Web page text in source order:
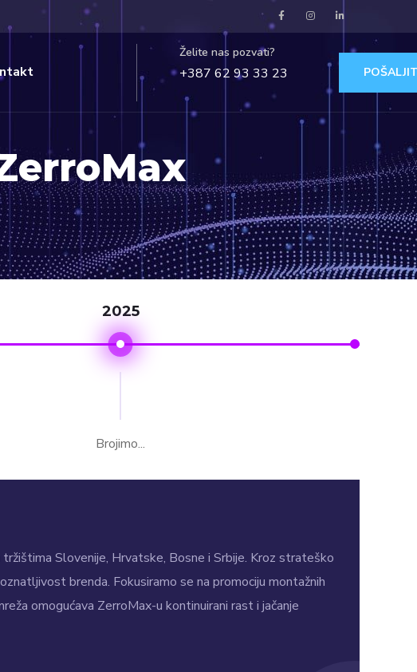
Želite nas pozvati?
+387 62 93 33 23
2025
Brojimo...
Slovenije, Hrvatske, Bosne i Srbije. Kroz strateško
brenda. Fokusiramo se na promociju montažnih
omogućava ZerroMax-u kontinuirani rast i jačanje